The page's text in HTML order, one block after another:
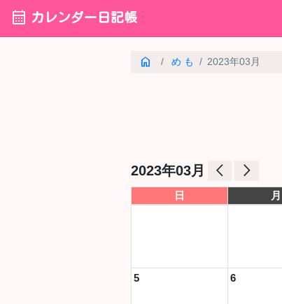
calendar_month カレンダー日記帳
home め も 2023年03月
2023年03月 arrow_back_ios arrow_forward_ios
日
月
5 6